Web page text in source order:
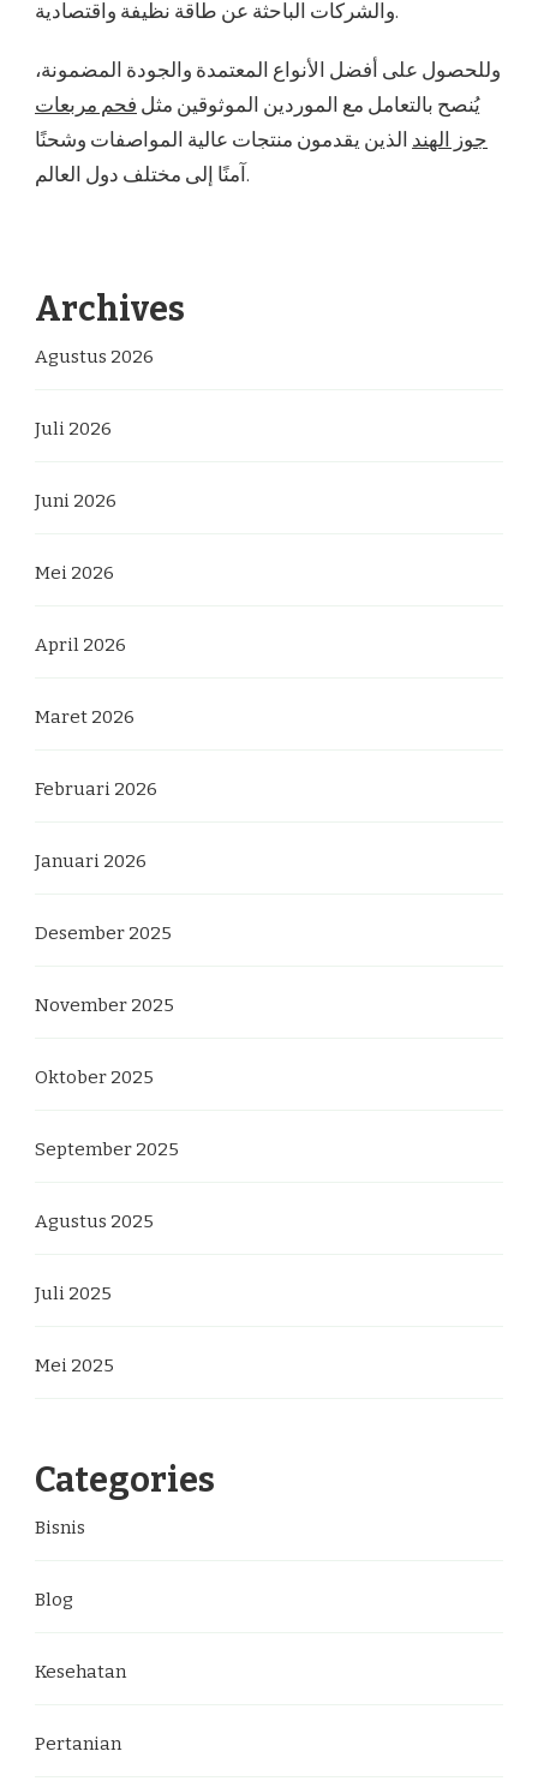
والشركات الباحثة عن طاقة نظيفة واقتصادية.
وللحصول على أفضل الأنواع المعتمدة والجودة المضمونة،
يُنصح بالتعامل مع الموردين الموثوقين مثل فحم مربعات
جوز الهند الذين يقدمون منتجات عالية المواصفات وشحنًا
آمنًا إلى مختلف دول العالم.
Archives
Agustus 2026
Juli 2026
Juni 2026
Mei 2026
April 2026
Maret 2026
Februari 2026
Januari 2026
Desember 2025
November 2025
Oktober 2025
September 2025
Agustus 2025
Juli 2025
Mei 2025
Categories
Bisnis
Blog
Kesehatan
Pertanian